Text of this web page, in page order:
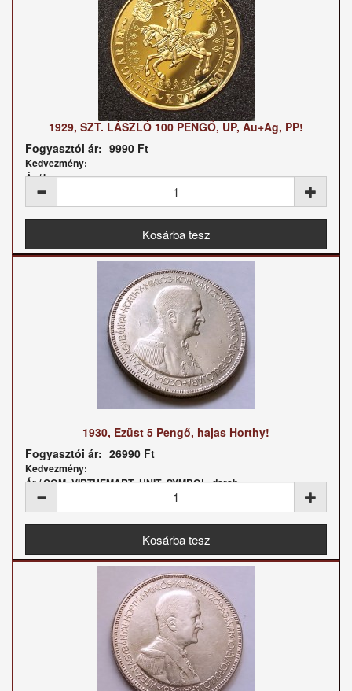
1929, SZT. LÁSZLÓ 100 PENGŐ, UP, Au+Ag, PP!
Fogyasztói ár: 9990 Ft
Kedvezmény:
Ár / kg:
1930, Ezüst 5 Pengő, hajas Horthy!
Fogyasztói ár: 26990 Ft
Kedvezmény:
Ár / COM_VIRTUEMART_UNIT_SYMBOL_darab: